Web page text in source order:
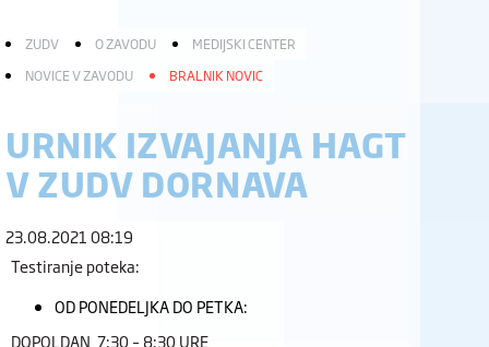
ZUDV O ZAVODU
MEDIJSKI CENTER
NOVICE V ZAVODU
BRALNIK NOVIC
URNIK IZVAJANJA HAGT
V ZUDV DORNAVA
23.08.2021 08:19
Testiranje poteka:
OD PONEDELJKA DO PETKA:
DOPOLDAN 7:30 – 8:30 URE